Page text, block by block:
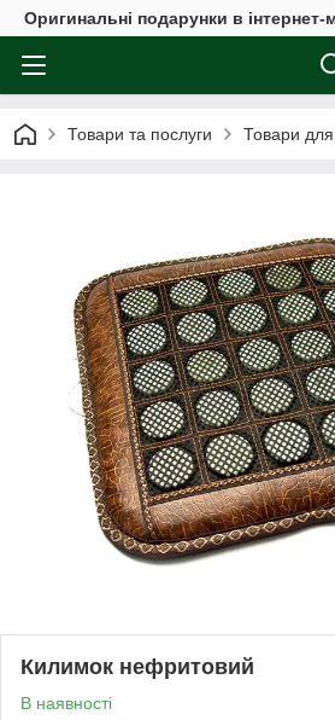
Оригинальні подарунки в
Товари та послуги Товари
Килимок нефритовий
В наявності